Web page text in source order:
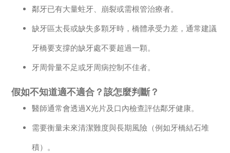
鄰牙已有大量蛀牙、崩裂或需根管治療者。
缺牙區太長或缺失多顆牙時，橋體承受力差，通常建議
牙橋要支撐的缺牙處不要超過一顆。
牙周骨量不足或牙周病控制不佳者。
假如不知道適不適合？該怎麼判斷？
醫師通常會透過X光片及口內檢查評估鄰牙健康。
需要衡量未來清潔難度與長期風險（例如牙橋結石堆
積）。